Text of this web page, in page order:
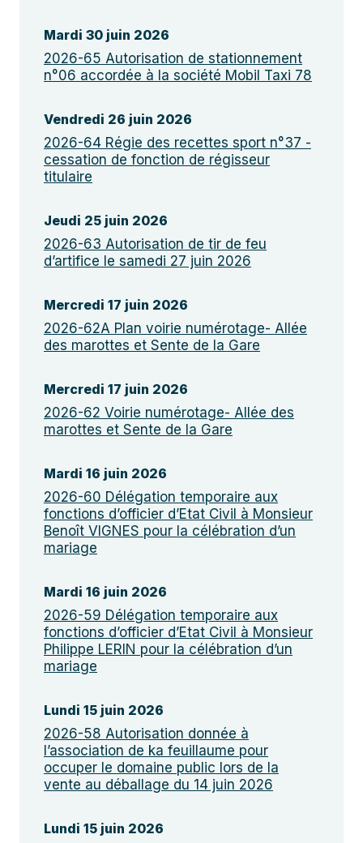
Mardi 30 juin 2026
2026-65 Autorisation de stationnement
n°06 accordée à la société Mobil Taxi 78
Vendredi 26 juin 2026
2026-64 Régie des recettes sport n°37 -
cessation de fonction de régisseur
titulaire
Jeudi 25 juin 2026
2026-63 Autorisation de tir de feu
d’artifice le samedi 27 juin 2026
Mercredi 17 juin 2026
2026-62A Plan voirie numérotage- Allée
des marottes et Sente de la Gare
Mercredi 17 juin 2026
2026-62 Voirie numérotage- Allée des
marottes et Sente de la Gare
Mardi 16 juin 2026
2026-60 Délégation temporaire aux
fonctions d’officier d’Etat Civil à Monsieur
Benoît VIGNES pour la célébration d’un
mariage
Mardi 16 juin 2026
2026-59 Délégation temporaire aux
fonctions d’officier d’Etat Civil à Monsieur
Philippe LERIN pour la célébration d’un
mariage
Lundi 15 juin 2026
2026-58 Autorisation donnée à
l’association de ka feuillaume pour
occuper le domaine public lors de la
vente au déballage du 14 juin 2026
Lundi 15 juin 2026